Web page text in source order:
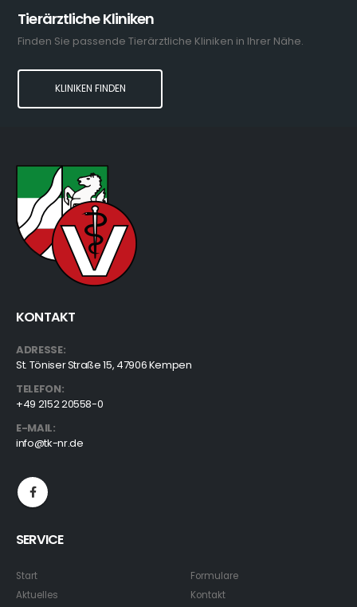
Tierärztliche Kliniken
Finden Sie passende Tierärztliche Kliniken in Ihrer Nähe.
KLINIKEN FINDEN
KONTAKT
ADRESSE:
St. Töniser Straße 15, 47906 Kempen
TELEFON:
+49 2152 20558-0
E-MAIL:
info@tk-nr.de
SERVICE
Start
Aktuelles
Formulare
Kontakt